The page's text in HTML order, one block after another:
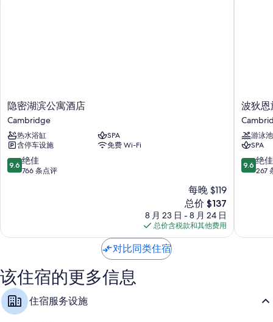
隐
密
湖
滨
公
寓
酒
隐密湖滨公寓酒店
Cambridge
热水浴缸
SPA
含停车设施
免费 Wi-Fi
9.6
分，
766
评
9.6 绝佳
766 条点评
每晚 $119
新
价
格
$137
总价 $137
8 月 23 日 - 8 月 24 日
总价含税款和其他费用
波
狄
恩
旅
馆
波狄恩
游泳池
SPA
9.6
分，
267
9.6 绝佳
267
对比同类住宿
该住宿的更多信息
住宿服务设施